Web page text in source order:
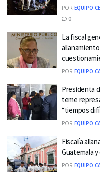
POR EQUIPO
0
La fiscal
POR EQUIPO
Presidenta
teme
“tiempos
POR EQUIPO
Fiscalía
Guatemala
POR EQUIPO